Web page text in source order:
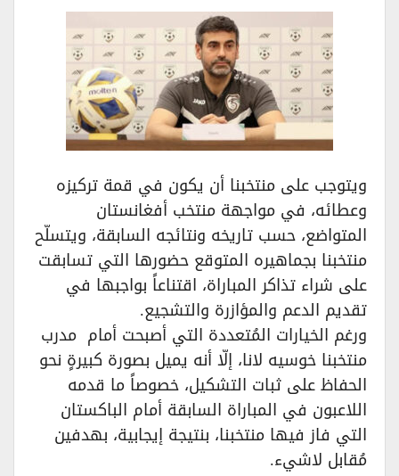
ويتوجب على منتخبنا أن يكون في قمة تركيزه
وعطائه، في مواجهة منتخب أفغانستان
المتواضع، حسب تاريخه ونتائجه السابقة، ويتسلّح
منتخبنا بجماهيره المتوقع حضورها التي تسابقت
على شراء تذاكر المباراة، اقتناعاً بواجبها في
تقديم الدعم والمؤازرة والتشجيع.
ورغم الخيارات المُتعددة التي أصبحت أمام مدرب
منتخبنا خوسيه لانا، إلّا أنه يميل بصورة كبيرةٍ نحو
الحفاظ على ثبات التشكيل، خصوصاً ما قدمه
اللاعبون في المباراة السابقة أمام الباكستان
التي فاز فيها منتخبنا، بنتيجة إيجابية، بهدفين
مُقابل لاشيء.